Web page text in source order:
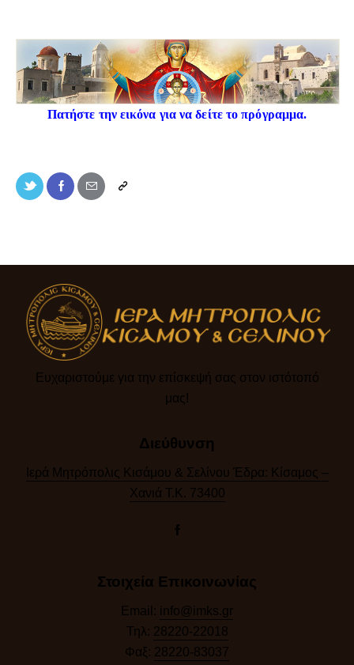
Πατήστε την εικόνα για να δείτε το πρόγραμμα.
Ευχαριστούμε για την επίσκεψή σας στον ιστότοπό
μας!​
Διεύθυνση
Ιερά Μητρόπολις Κισάμου & Σελίνου Έδρα: Κίσαμος –
Χανιά Τ.Κ. 73400
Στοιχεία Επικοινωνίας
Email: info@imks.gr
Τηλ: 28220-22018
Φαξ: 28220-83037